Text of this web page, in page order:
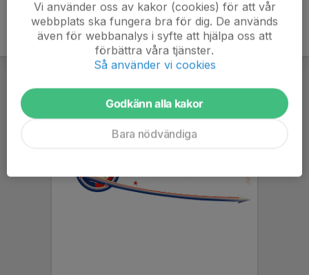
Vi använder oss av kakor (cookies) för att vår
webbplats ska fungera bra för dig. De används
även för webbanalys i syfte att hjälpa oss att
förbättra våra tjänster.
Så använder vi cookies
Godkänn alla kakor
Bara nödvändiga